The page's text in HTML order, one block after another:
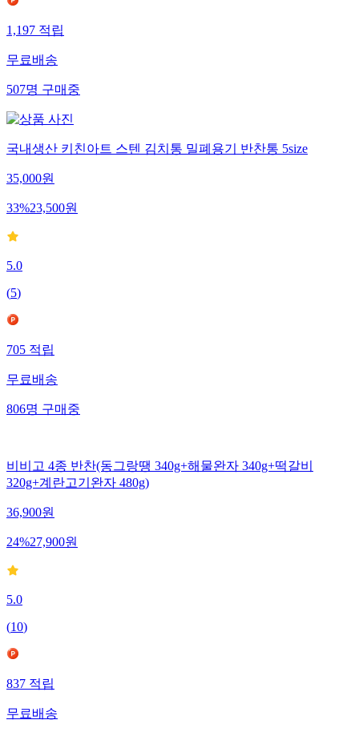
1,197 적립
무료배송
507명 구매중
국내생산 키친아트 스텐 김치통 밀폐용기 반찬통 5size
35,000원
33%23,500원
5.0
(5)
705 적립
무료배송
806명 구매중
비비고 4종 반찬(동그랑땡 340g+해물완자 340g+떡갈비
320g+계란고기완자 480g)
36,900원
24%27,900원
5.0
(10)
837 적립
무료배송